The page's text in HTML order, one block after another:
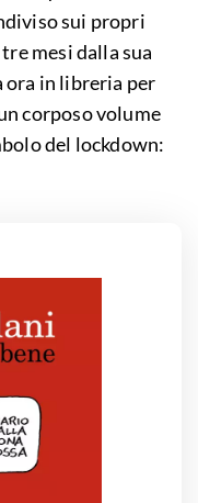
sui propri
mesi dalla sua
in libreria per
corposo volume
del lockdown: